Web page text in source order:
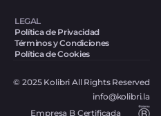
LEGAL
Política de Privacidad
Términos y Condiciones
Política de Cookies
© 2025 Kolibri All Rights Reserved
info@kolibri.la
Empresa B Certificada